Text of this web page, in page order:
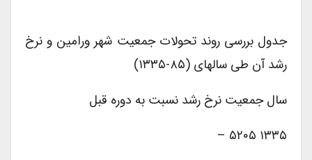
جدول بررسی روند تحولات جمعیت شهر ورامین و نرخ
رشد آن طی سالهای (۸۵-۱۳۳۵)
سال جمعیت نرخ رشد نسبت به دوره قبل
۱۳۳۵ ۵۲۰۵ –